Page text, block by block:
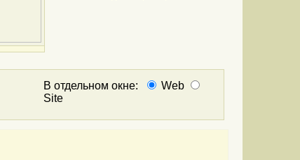
В отдельном окне:
Web
Site